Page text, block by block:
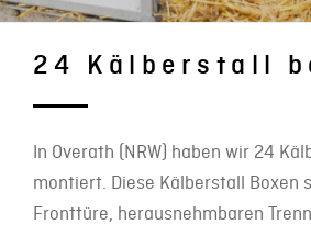
24 Kälberstall
In Overath (NRW) haben wir 24
montiert. Diese Kälberstall Boxen
Fronttüre, herausnehmbaren